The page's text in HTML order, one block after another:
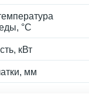
°C
кВт
мм